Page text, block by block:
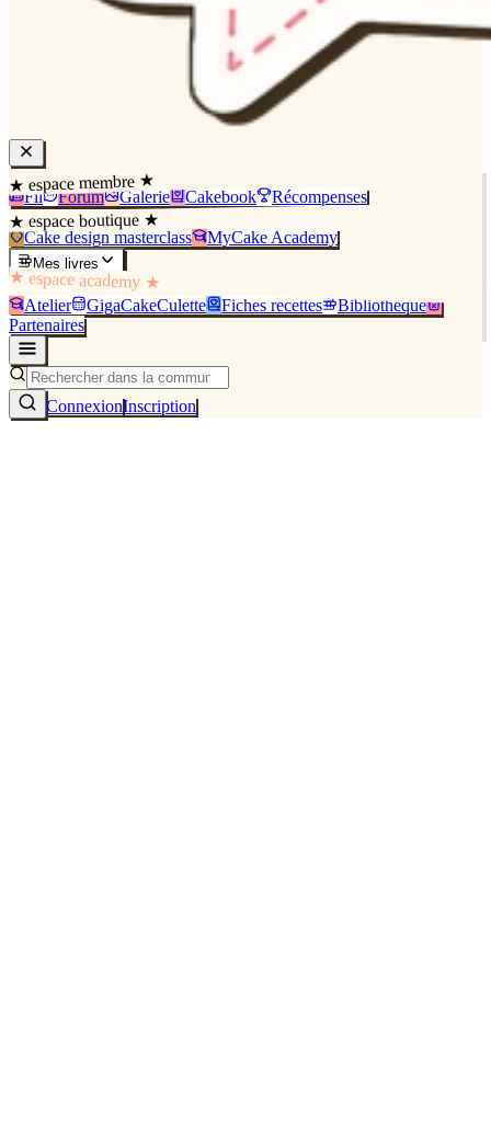
★ espace membre ★
Fil Forum Galerie Cakebook Récompenses
★ espace boutique ★
Cake design masterclass MyCake Academy
Mes livres
★ espace academy ★
Atelier GigaCakeCulette Fiches recettes
Bibliothèque
Partenaires
ConnexionInscription